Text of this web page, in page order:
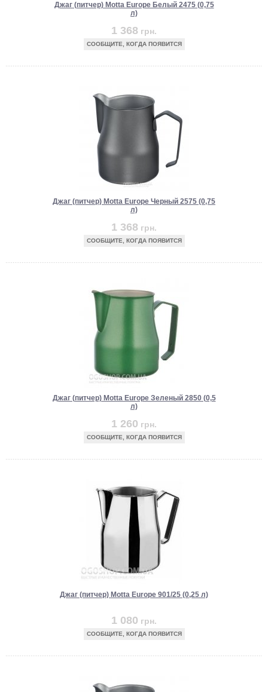
Джаг (питчер) Motta Europe Белый 2475 (0,75
л)
1 368 грн.
СООБЩИТЕ, КОГДА ПОЯВИТСЯ
Джаг (питчер) Motta Europe Черный 2575 (0,75
л)
1 368 грн.
СООБЩИТЕ, КОГДА ПОЯВИТСЯ
Джаг (питчер) Motta Europe Зеленый 2850 (0,5
л)
1 260 грн.
СООБЩИТЕ, КОГДА ПОЯВИТСЯ
Джаг (питчер) Motta Europe 901/25 (0,25 л)
1 080 грн.
СООБЩИТЕ, КОГДА ПОЯВИТСЯ